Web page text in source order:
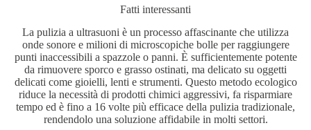
Fatti interessanti
La pulizia a ultrasuoni è un processo affascinante che utilizza
onde sonore e milioni di microscopiche bolle per raggiungere
punti inaccessibili a spazzole o panni. È sufficientemente potente
da rimuovere sporco e grasso ostinati, ma delicato su oggetti
delicati come gioielli, lenti e strumenti. Questo metodo ecologico
riduce la necessità di prodotti chimici aggressivi, fa risparmiare
tempo ed è fino a 16 volte più efficace della pulizia tradizionale,
rendendolo una soluzione affidabile in molti settori.